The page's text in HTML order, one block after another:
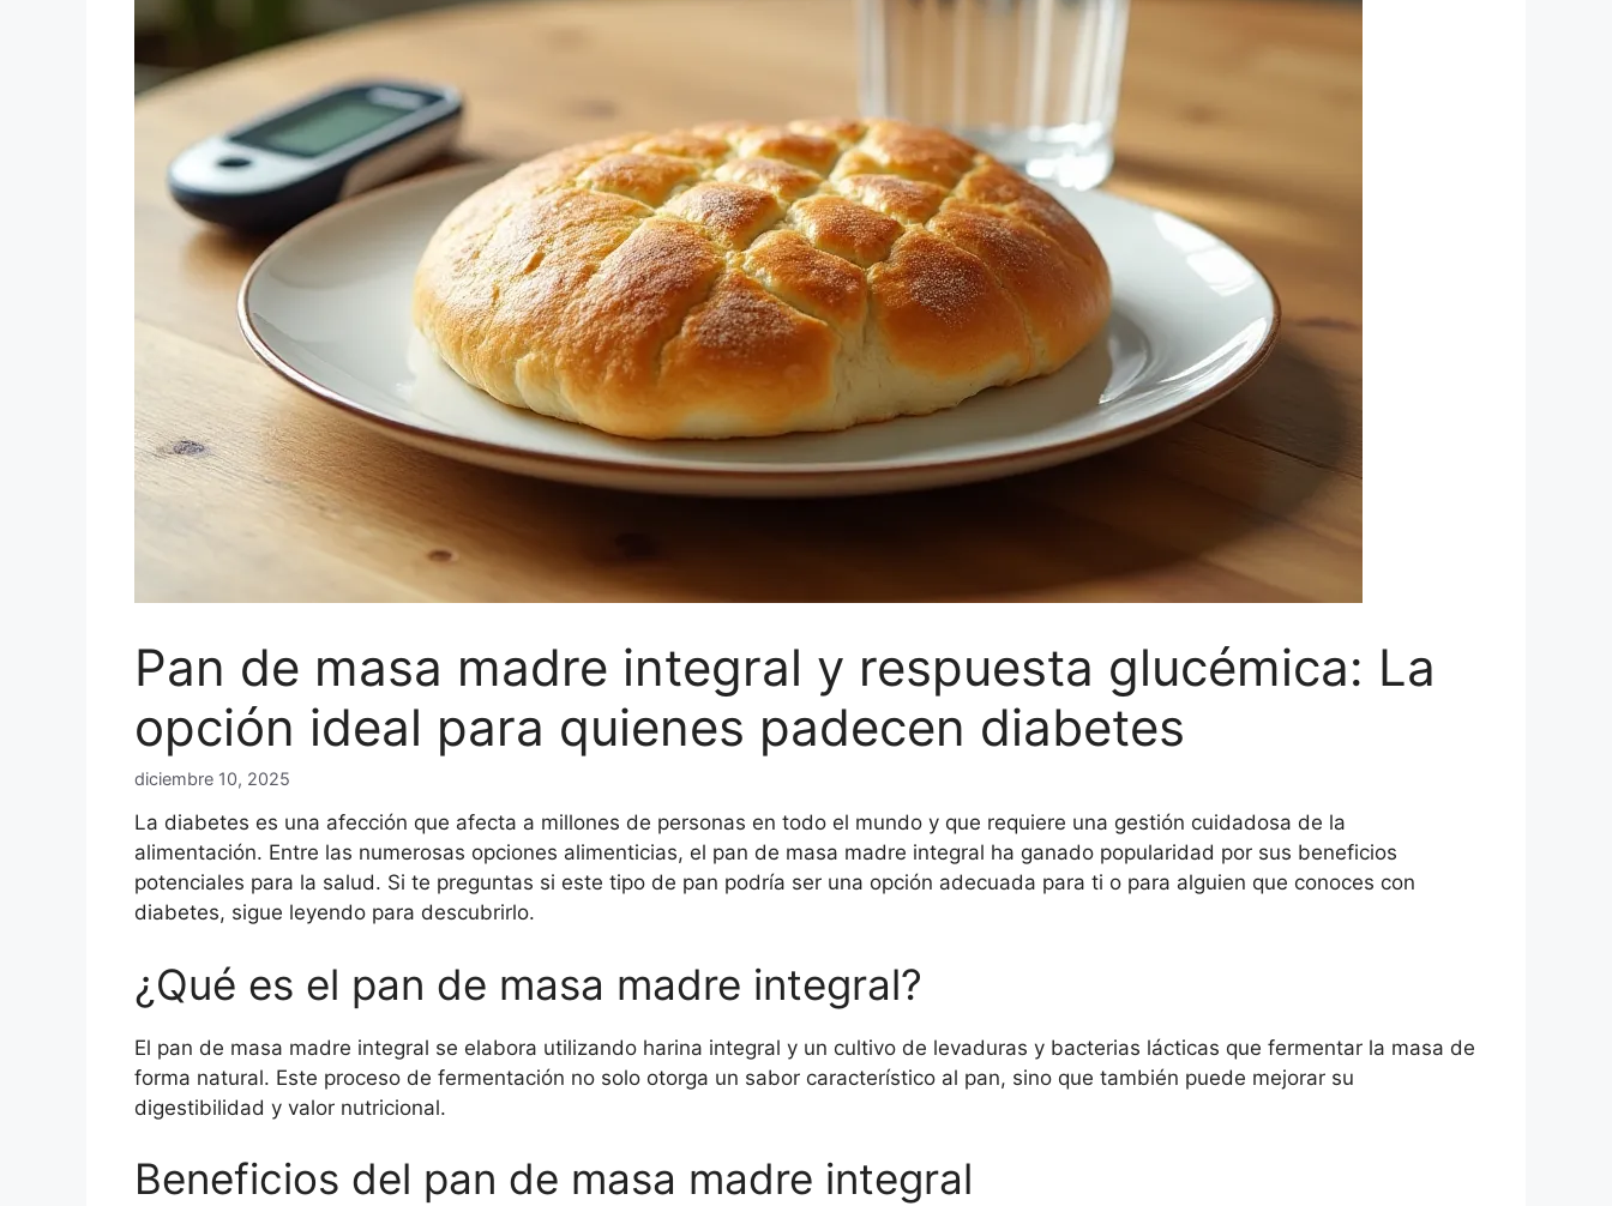
Pan de masa madre integral y respuesta glucémica: La
opción ideal para quienes padecen diabetes
diciembre 10, 2025
La diabetes es una afección que afecta a millones de personas en todo el mundo y que requiere una gestión cuidadosa de la
alimentación. Entre las numerosas opciones alimenticias, el pan de masa madre integral ha ganado popularidad por sus beneficios
potenciales para la salud. Si te preguntas si este tipo de pan podría ser una opción adecuada para ti o para alguien que conoces con
diabetes, sigue leyendo para descubrirlo.
¿Qué es el pan de masa madre integral?
El pan de masa madre integral se elabora utilizando harina integral y un cultivo de levaduras y bacterias lácticas que fermentar la masa de
forma natural. Este proceso de fermentación no solo otorga un sabor característico al pan, sino que también puede mejorar su
digestibilidad y valor nutricional.
Beneficios del pan de masa madre integral